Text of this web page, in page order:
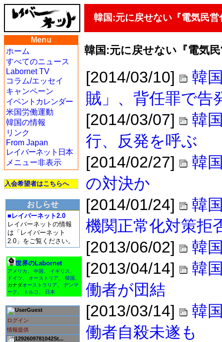
韓国:元に戻せない『電気民営
Menu
ホーム
すべてのニュース
Labornet TV
コラム/エッセイ
キャンペーン
イベントカレンダー
米国労働運動
韓国の情報
リンク
From Japan
レイバーネット日本
メニュー非表示
入会希望者はこちらへ
おしらせ
■レイバーネット2.0
レイバーネットの情報
は「レイバーネット
2.0」をご覧ください。
世界のLabornet
アメリカ 中国 イギリス
ドイツ
オーストリア 韓国
カナダオーストラリア
デンマ
ーク
トルコ 日本
Guest
ログイン
情報提供
1292609781042St...
韓国:元に戻せない『電気
[2014/03/10]
韓
賊」、背任罪で告
[2014/03/07]
韓
行、反発を呼ぶ
[2014/02/27]
韓
の対決か
[2014/01/24]
韓
機関正常化対策拒
[2013/06/02]
韓
[2013/04/14]
韓
働者が団結
[2013/03/14]
韓
働者自殺未遂も